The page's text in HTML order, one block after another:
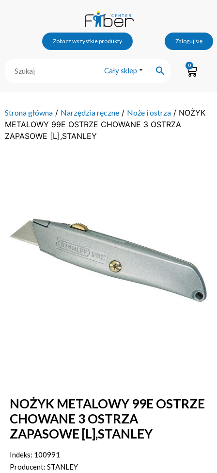
Zobacz wszystkie produkty Zaloguj się
Cały sklep
0
Strona główna / Narzędzia ręczne / Noże i ostrza / NOŻYK
METALOWY 99E OSTRZE CHOWANE 3 OSTRZA
ZAPASOWE [L],STANLEY
NOŻYK METALOWY 99E OSTRZE
CHOWANE 3 OSTRZA
ZAPASOWE [L],STANLEY
Indeks: 100991
Producent: STANLEY